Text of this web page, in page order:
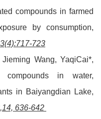
compounds in farmed
by consumption,
723
Wang, YaqiCai*,
compounds in water,
in Baiyangdian Lake,
636-642